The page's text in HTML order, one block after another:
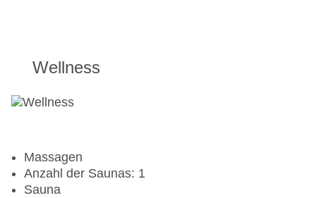
Wellness
Massagen
Anzahl der Saunas: 1
Sauna